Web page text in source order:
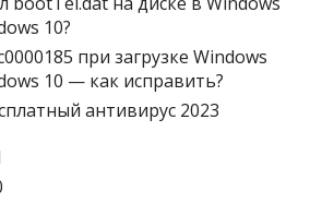
10?
при загрузке Windows
10 — как исправить?
антивирус 2023